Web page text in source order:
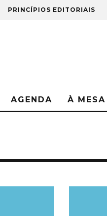
PRINCÍPIOS EDITORIAIS
AGENDA À MESA